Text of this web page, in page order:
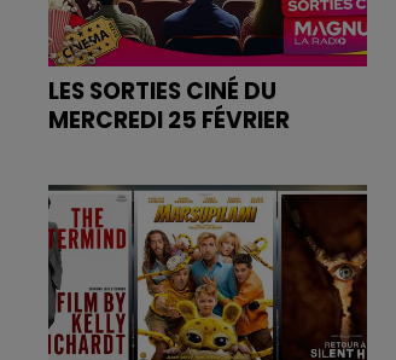
LES SORTIES CINÉ DU
MERCREDI 25 FÉVRIER
des films sur
magnumlaradio.com